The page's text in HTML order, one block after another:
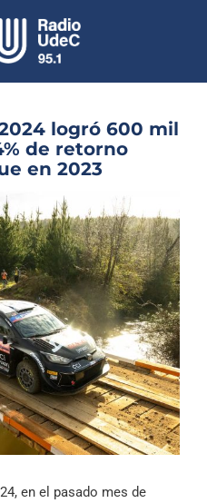
UdeC en vivo
Somos
Clásica
Sonoro
logró 600 mil
de retorno
en 2023
en el pasado mes de